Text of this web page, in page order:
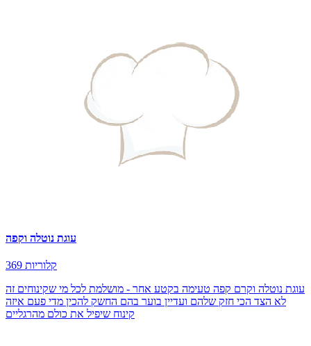
עוגת נוטלה וקפה
369 קלוריות
עוגת נוטלה וקרם קפה טעימה בקטע אחר - מושלמת לכל מי שקינוחים זה
לא הצד הכי חזק שלהם ועדיין בוער בהם החשק להכין מדי פעם איזה
קינוח שיפיל את כולם מהרגליים